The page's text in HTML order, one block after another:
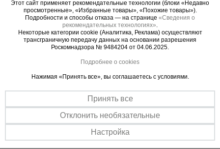
тесной обстановке. Гидравлическая система
делает работает от рычага и педали, упрощая
процесс погрузочных работ.
Важные преимущества –
эффективная работа
Легкий подъем
Груз поднимается и опускается при помощи гидроцилиндра,
существенно облегчая труд оператора. Для работы
предусмотрены ручной и ножной подъемные механизмы
Этот сайт применяет рекомендательные технологии (блоки «Недавно
просмотренные», «Избранные товары», «Похожие товары»).
Подробности и способы отказа — на странице «Сведения о
рекомендательных технологиях».
Некоторые категории cookie (Аналитика, Реклама) осуществляют
трансграничную передачу данных на основании разрешения
Роскомнадзора № 9484204 от 04.06.2025.
Подробнее о cookies
Нажимая «Принять все», вы соглашаетесь с условиями.
Принять все
Отклонить необязательные
Настройка